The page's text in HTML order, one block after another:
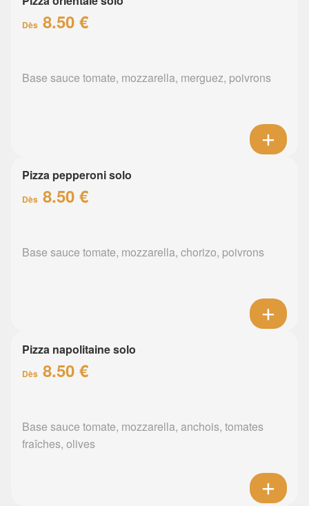
Dès 8.50 €
Base sauce tomate, mozzarella, merguez, poivrons
Pizza pepperoni solo
Dès 8.50 €
Base sauce tomate, mozzarella, chorizo, poivrons
Pizza napolitaine solo
Dès 8.50 €
Base sauce tomate, mozzarella, anchois, tomates
fraîches, olives